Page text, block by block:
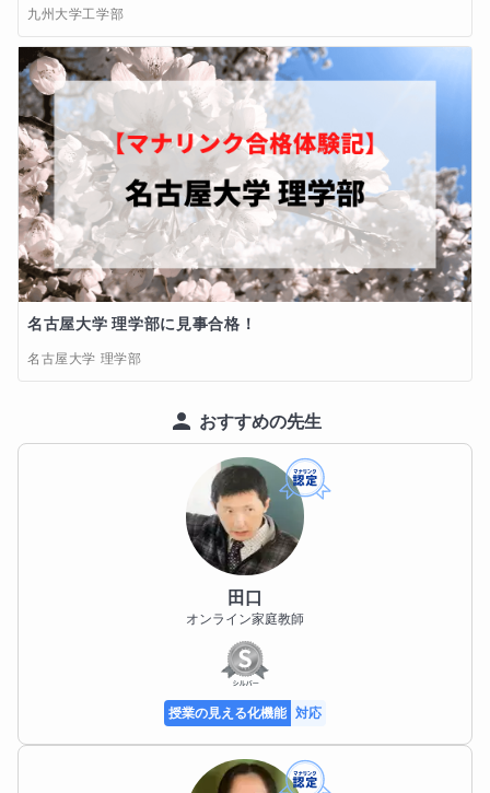
九州大学工学部
名古屋大学 理学部に見事合格！
名古屋大学 理学部
おすすめの先生
田口
オンライン家庭教師
授業の見える化機能 対応